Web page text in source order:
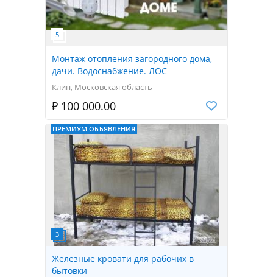
Монтаж отопления загородного дома,
дачи. Водоснабжение. ЛОС
Клин, Московская область
₽ 100 000.00
ПРЕМИУМ ОБЪЯВЛЕНИЯ
Железные кровати для рабочих в
бытовки